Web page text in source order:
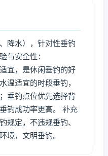
降水），针对性垂钓
与安全性：
宜，是休闲垂钓的好
温适宜的时段垂钓，
垂钓点位优先选择背
钓成功率更高。 补充
规定，不违规垂钓、
境，文明垂钓。